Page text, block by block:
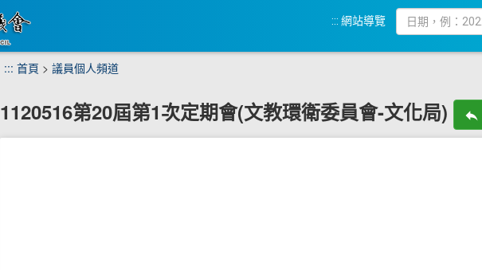
::: 網站導覽
::: 首頁 > 議員個人頻道
1120516第20屆第1次定期會(文教環衛委員會-文化局) reply